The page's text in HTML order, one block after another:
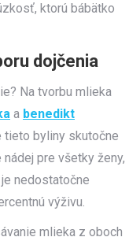
ktorú bábätko
dojčenia
Na tvorbu mlieka
a benedikt
tieto byliny skutočne
pre všetky ženy,
nedostatočne
výživu.
mlieka z oboch